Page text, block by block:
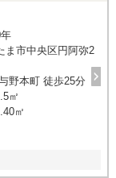
ま市中央区円阿弥2
野本町 徒歩25分
㎡
㎡